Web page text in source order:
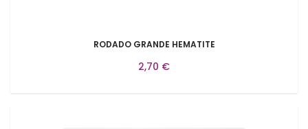
RODADO GRANDE HEMATITE
2,70 €